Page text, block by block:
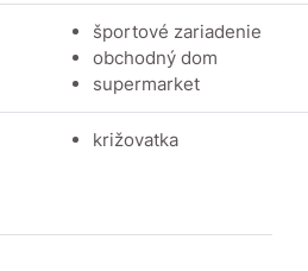
športové zariadenie
obchodný dom
supermarket
križovatka